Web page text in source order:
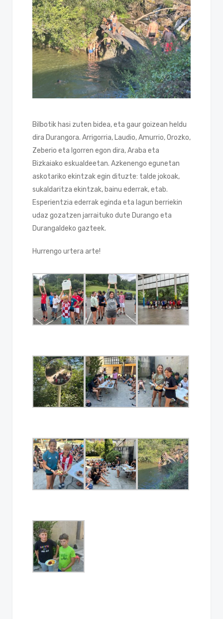
Bilbotik hasi zuten bidea, eta gaur goizean heldu
dira Durangora. Arrigorria, Laudio, Amurrio, Orozko,
Zeberio eta Igorren egon dira, Araba eta
Bizkaiako eskualdeetan. Azkenengo egunetan
askotariko ekintzak egin dituzte: talde jokoak,
sukaldaritza ekintzak, bainu ederrak, etab.
Esperientzia ederrak eginda eta lagun berriekin
udaz gozatzen jarraituko dute Durango eta
Durangaldeko gazteek.
Hurrengo urtera arte!